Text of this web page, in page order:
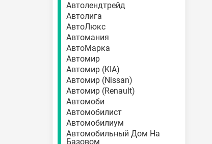
Автолендтрейд
Автолига
АвтоЛюкс
Автомания
АвтоМарка
Автомир
Автомир (KIA)
Автомир (Nissan)
Автомир (Renault)
Автомоби
Автомобилист
Автомобилиум
Автомобильный Дом На
Базовом